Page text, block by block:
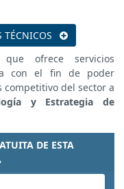
TÉCNICOS
ofrece servicios
con el fin de poder
del sector a
y Estrategia de
DE ESTA